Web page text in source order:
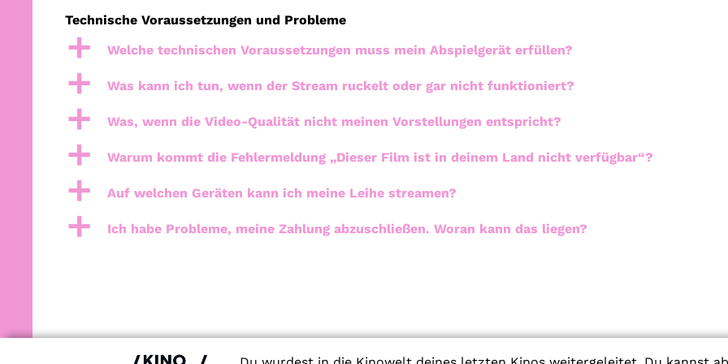
Technische Voraussetzungen und Probleme
a Welche technischen Voraussetzungen muss mein Abspielgerät erfüllen?
a Was kann ich tun, wenn der Stream ruckelt oder gar nicht funktioniert?
a Was, wenn die Video-Qualität nicht meinen Vorstellungen entspricht?
a Warum kommt die Fehlermeldung „Dieser Film ist in deinem Land nicht verfügbar“?
a Auf welchen Geräten kann ich meine Leihe streamen?
a Ich habe Probleme, meine Zahlung abzuschließen. Woran kann das liegen?